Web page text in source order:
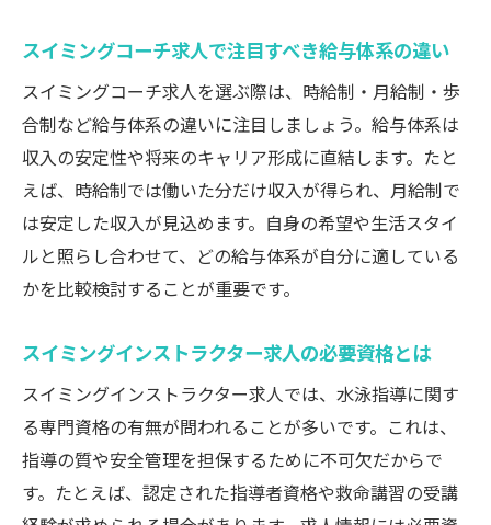
長く働き続けるための求人選びの秘訣
スイミングコーチ求人で長期就労を実現す
るコツ
働きやすい職場を見極めるスイミングコー
チ求人の条件
スイミングコーチ求人選びで重視したいサ
ポート体制
職場定着率が高いスイミングコーチ求人と
スイミングコーチ求人で安心して働ける理
由
ライフステージに合わせたスイミングコー
チ求人の探し方
資格取得で広がるスイミングコーチ求人の可能
スイミングコーチ求人で注目すべき給与体系の違い
スイミングコーチ求人を選ぶ際は、時給制・月給制・歩
合制など給与体系の違いに注目しましょう。給与体系は
収入の安定性や将来のキャリア形成に直結します。たと
えば、時給制では働いた分だけ収入が得られ、月給制で
は安定した収入が見込めます。自身の希望や生活スタイ
ルと照らし合わせて、どの給与体系が自分に適している
かを比較検討することが重要です。
スイミングインストラクター求人の必要資格とは
スイミングインストラクター求人では、水泳指導に関す
る専門資格の有無が問われることが多いです。これは、
指導の質や安全管理を担保するために不可欠だからで
す。たとえば、認定された指導者資格や救命講習の受講